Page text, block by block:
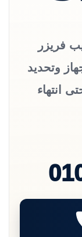
فريزر
وتحديد
انتهاء